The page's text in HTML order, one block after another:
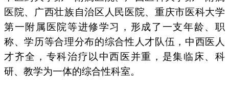
医院、广西壮族自治区人民医院、重庆市医科大学
第一附属医院等进修学习，形成了一支年龄、职
称、学历等合理分布的综合性人才队伍，中西医人
才齐全，专科治疗以中西医并重，是集临床、科
研、教学为一体的综合性科室。